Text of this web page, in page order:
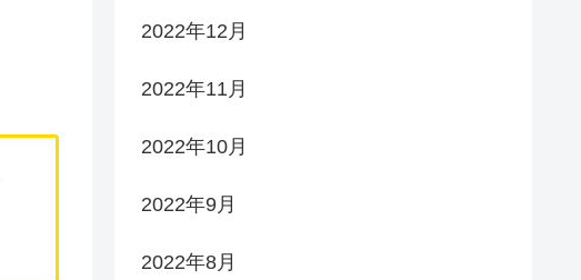
2022年12月
2022年11月
2022年10月
2022年9月
2022年8月